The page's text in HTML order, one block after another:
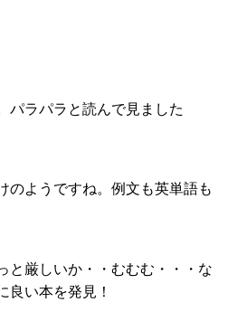
パラパラと読んで見ました
のようですね。例文も英単語も
と厳しいか・・むむむ・・・な
良い本を発見！